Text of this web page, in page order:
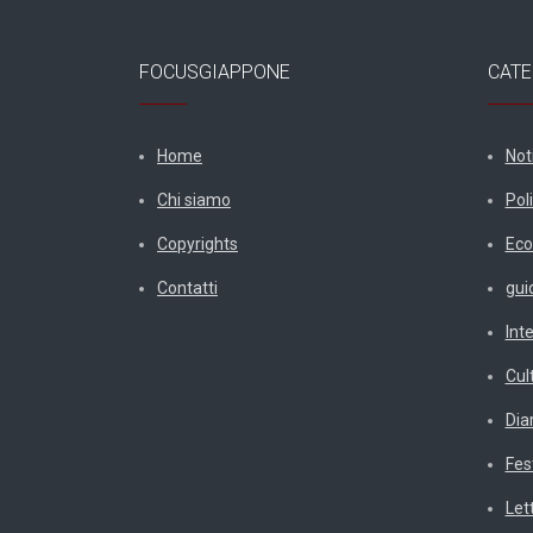
FOCUSGIAPPONE
Home
Chi siamo
Copyrights
Contatti